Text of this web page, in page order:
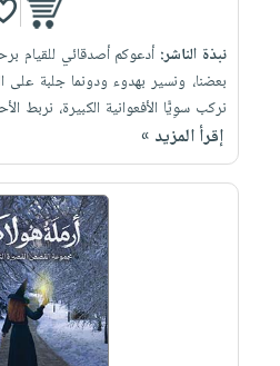
نبذة الناشر: أدعوكم أصدقائي للقيام
بعضنا، ونسير بهدوء ودونما جلبة
نركب سوِيًّا الأفعوانية الكبيرة، نربط
إقرأ المزيد »